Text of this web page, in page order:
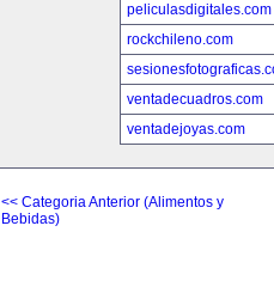
peliculasdigitales.com
rockchileno.com
ventadecuadros.com
ventadejoyas.com
<< Categoria Anterior (Alimentos y
Bebidas)